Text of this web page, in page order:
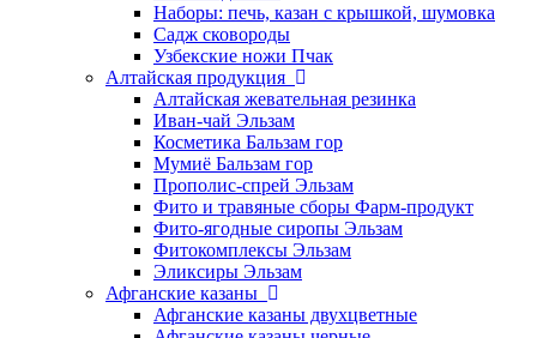
Наборы: печь, казан с крышкой, шумовка
Садж сковороды
Узбекские ножи Пчак
Алтайская продукция
Алтайская жевательная резинка
Иван-чай Эльзам
Косметика Бальзам гор
Мумиё Бальзам гор
Прополис-спрей Эльзам
Фито и травяные сборы Фарм-продукт
Фито-ягодные сиропы Эльзам
Фитокомплексы Эльзам
Эликсиры Эльзам
Афганские казаны
Афганские казаны двухцветные